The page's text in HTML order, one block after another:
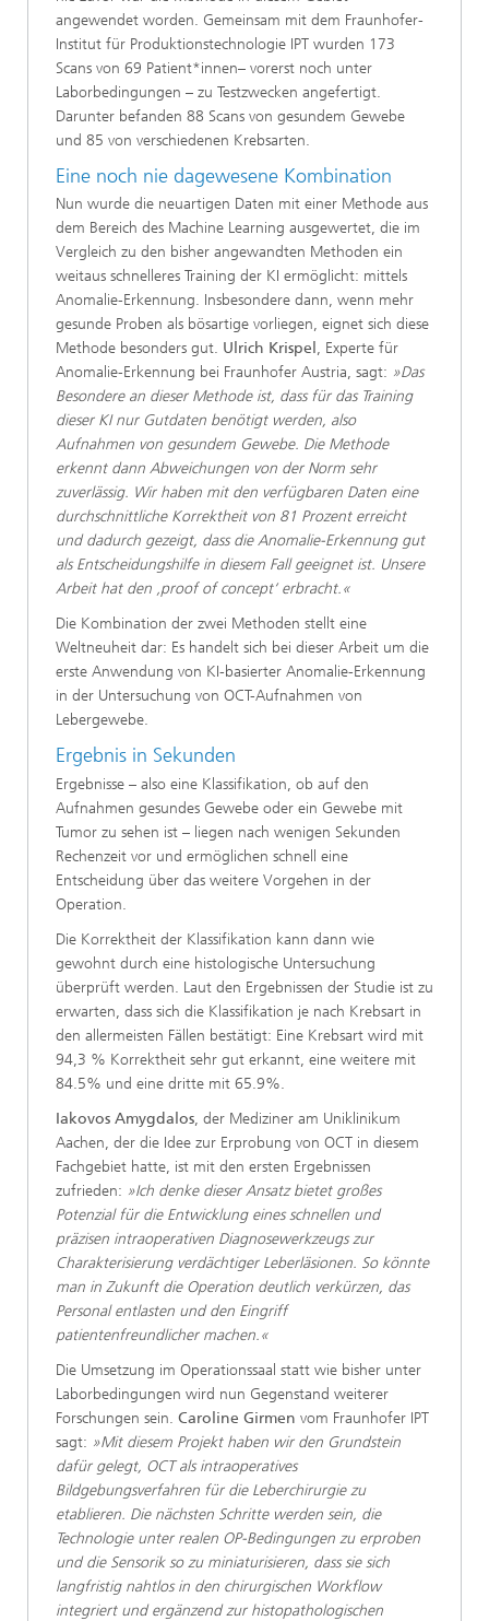
angewendet worden. Gemeinsam mit dem Fraunhofer-
Institut für Produktionstechnologie IPT wurden 173
Scans von 69 Patient*innen– vorerst noch unter
Laborbedingungen – zu Testzwecken angefertigt.
Darunter befanden 88 Scans von gesundem Gewebe
und 85 von verschiedenen Krebsarten.
Eine noch nie dagewesene Kombination
Nun wurde die neuartigen Daten mit einer Methode aus
dem Bereich des Machine Learning ausgewertet, die im
Vergleich zu den bisher angewandten Methoden ein
weitaus schnelleres Training der KI ermöglicht: mittels
Anomalie-Erkennung. Insbesondere dann, wenn mehr
gesunde Proben als bösartige vorliegen, eignet sich diese
Methode besonders gut. Ulrich Krispel , Experte für
Anomalie-Erkennung bei Fraunhofer Austria, sagt: »Das
Besondere an dieser Methode ist, dass für das Training
dieser KI nur Gutdaten benötigt werden, also
Aufnahmen von gesundem Gewebe. Die Methode
erkennt dann Abweichungen von der Norm sehr
zuverlässig. Wir haben mit den verfügbaren Daten eine
durchschnittliche Korrektheit von 81 Prozent erreicht
und dadurch gezeigt, dass die Anomalie-Erkennung gut
als Entscheidungshilfe in diesem Fall geeignet ist. Unsere
Arbeit hat den ‚proof of concept‘ erbracht.«
Die Kombination der zwei Methoden stellt eine
Weltneuheit dar: Es handelt sich bei dieser Arbeit um die
erste Anwendung von KI-basierter Anomalie-Erkennung
in der Untersuchung von OCT-Aufnahmen von
Lebergewebe.
Ergebnis in Sekunden
Ergebnisse – also eine Klassifikation, ob auf den
Aufnahmen gesundes Gewebe oder ein Gewebe mit
Tumor zu sehen ist – liegen nach wenigen Sekunden
Rechenzeit vor und ermöglichen schnell eine
Entscheidung über das weitere Vorgehen in der
Operation.
Die Korrektheit der Klassifikation kann dann wie
gewohnt durch eine histologische Untersuchung
überprüft werden. Laut den Ergebnissen der Studie ist zu
erwarten, dass sich die Klassifikation je nach Krebsart in
den allermeisten Fällen bestätigt: Eine Krebsart wird mit
94,3 % Korrektheit sehr gut erkannt, eine weitere mit
84.5% und eine dritte mit 65.9%.
Iakovos Amygdalos, der Mediziner am Uniklinikum
Aachen, der die Idee zur Erprobung von OCT in diesem
Fachgebiet hatte, ist mit den ersten Ergebnissen
zufrieden: »Ich denke dieser Ansatz bietet großes
Potenzial für die Entwicklung eines schnellen und
präzisen intraoperativen Diagnosewerkzeugs zur
Charakterisierung verdächtiger Leberläsionen. So könnte
man in Zukunft die Operation deutlich verkürzen, das
Personal entlasten und den Eingriff
patientenfreundlicher machen.«
Die Umsetzung im Operationssaal statt wie bisher unter
Laborbedingungen wird nun Gegenstand weiterer
Forschungen sein. Caroline Girmen vom Fraunhofer IPT
sagt: »Mit diesem Projekt haben wir den Grundstein
dafür gelegt, OCT als intraoperatives
Bildgebungsverfahren für die Leberchirurgie zu
etablieren. Die nächsten Schritte werden sein, die
Technologie unter realen OP-Bedingungen zu erproben
und die Sensorik so zu miniaturisieren, dass sie sich
langfristig nahtlos in den chirurgischen Workflow
integriert und ergänzend zur histopathologischen